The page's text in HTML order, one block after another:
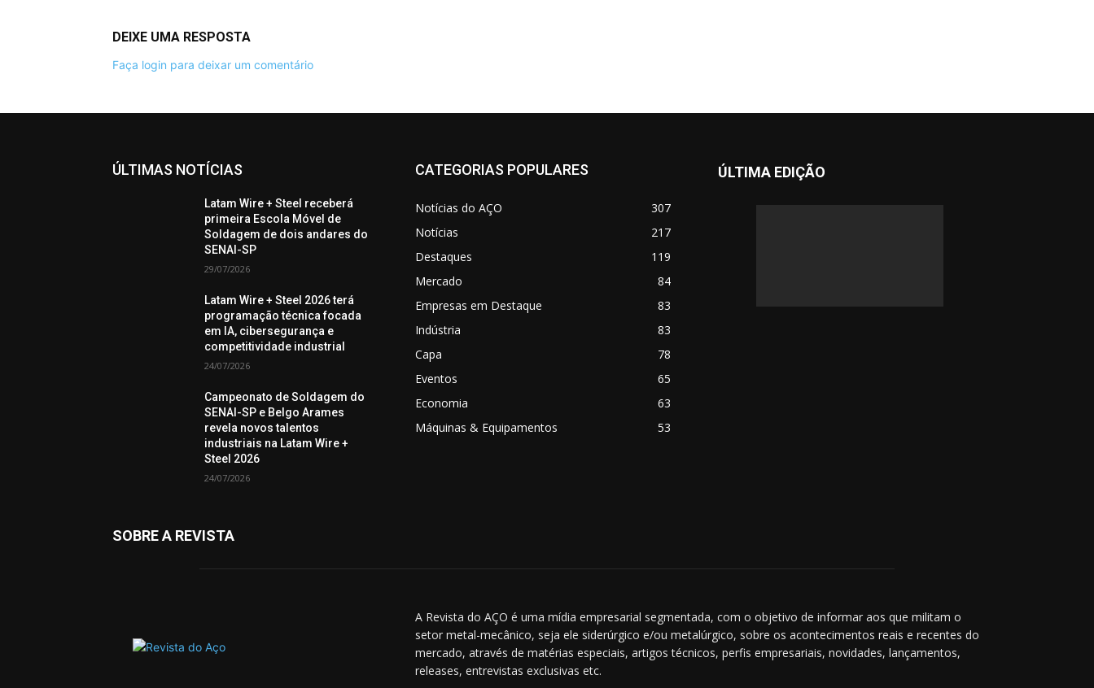
DEIXE UMA RESPOSTA
Faça login para deixar um comentário
ÚLTIMAS NOTÍCIAS
Latam Wire + Steel receberá
primeira Escola Móvel de
Soldagem de dois andares do
SENAI-SP
29/07/2026
Latam Wire + Steel 2026 terá
programação técnica focada
em IA, cibersegurança e
competitividade industrial
24/07/2026
Campeonato de Soldagem do
SENAI-SP e Belgo Arames
revela novos talentos
industriais na Latam Wire +
Steel 2026
24/07/2026
CATEGORIAS POPULARES
Notícias do AÇO
307
Notícias
217
Destaques
119
Mercado
84
Empresas em Destaque
83
Indústria
83
Capa
78
Eventos
65
Economia
63
Máquinas & Equipamentos
53
ÚLTIMA EDIÇÃO
SOBRE A REVISTA
A Revista do AÇO é uma mídia empresarial segmentada, com o objetivo de informar aos que militam o
setor metal-mecânico, seja ele siderúrgico e/ou metalúrgico, sobre os acontecimentos reais e recentes do
mercado, através de matérias especiais, artigos técnicos, perfis empresariais, novidades, lançamentos,
releases, entrevistas exclusivas etc.